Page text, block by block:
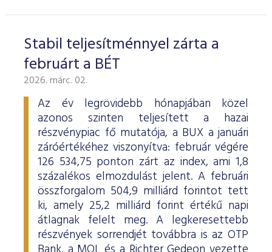
Stabil teljesítménnyel zárta a
februárt a BÉT
2026. márc. 02.
Az év legrövidebb hónapjában közel
azonos szinten teljesített a hazai
részvénypiac fő mutatója, a BUX a januári
záróértékéhez viszonyítva: február végére
126 534,75 ponton zárt az index, ami 1,8
százalékos elmozdulást jelent. A februári
összforgalom 504,9 milliárd forintot tett
ki, amely 25,2 milliárd forint értékű napi
átlagnak felelt meg. A legkeresettebb
részvények sorrendjét továbbra is az OTP